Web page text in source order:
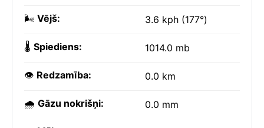
🌬️ Vējš: 3.6 kph (177°)
🌡️ Spiediens: 1014.0 mb
👁️ Redzamība: 0.0 km
🌧️ Gāzu nokrišņi: 0.0 mm